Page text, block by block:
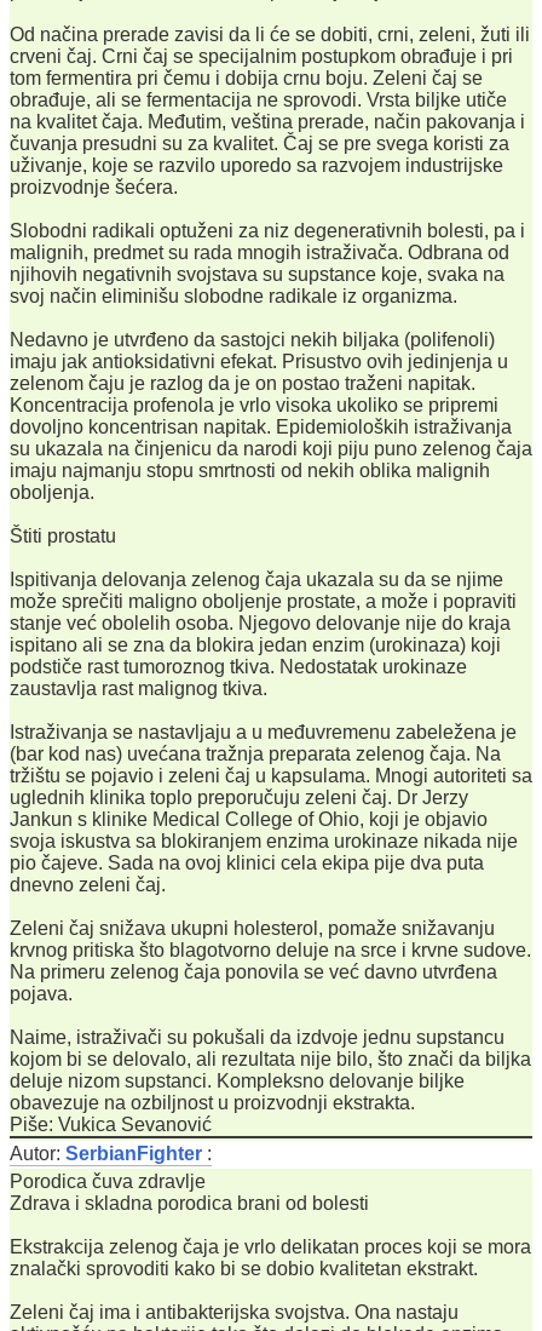
Od načina prerade zavisi da li će se dobiti, crni, zeleni, žuti ili
crveni čaj. Crni čaj se specijalnim postupkom obrađuje i pri
tom fermentira pri čemu i dobija crnu boju. Zeleni čaj se
obrađuje, ali se fermentacija ne sprovodi. Vrsta biljke utiče
na kvalitet čaja. Međutim, veština prerade, način pakovanja i
čuvanja presudni su za kvalitet. Čaj se pre svega koristi za
uživanje, koje se razvilo uporedo sa razvojem industrijske
proizvodnje šećera.
Slobodni radikali optuženi za niz degenerativnih bolesti, pa i
malignih, predmet su rada mnogih istraživača. Odbrana od
njihovih negativnih svojstava su supstance koje, svaka na
svoj način eliminišu slobodne radikale iz organizma.
Nedavno je utvrđeno da sastojci nekih biljaka (polifenoli)
imaju jak antioksidativni efekat. Prisustvo ovih jedinjenja u
zelenom čaju je razlog da je on postao traženi napitak.
Koncentracija profenola je vrlo visoka ukoliko se pripremi
dovoljno koncentrisan napitak. Epidemioloških istraživanja
su ukazala na činjenicu da narodi koji piju puno zelenog čaja
imaju najmanju stopu smrtnosti od nekih oblika malignih
oboljenja.
Štiti prostatu
Ispitivanja delovanja zelenog čaja ukazala su da se njime
može sprečiti maligno oboljenje prostate, a može i popraviti
stanje već obolelih osoba. Njegovo delovanje nije do kraja
ispitano ali se zna da blokira jedan enzim (urokinaza) koji
podstiče rast tumoroznog tkiva. Nedostatak urokinaze
zaustavlja rast malignog tkiva.
Istraživanja se nastavljaju a u međuvremenu zabeležena je
(bar kod nas) uvećana tražnja preparata zelenog čaja. Na
tržištu se pojavio i zeleni čaj u kapsulama. Mnogi autoriteti sa
uglednih klinika toplo preporučuju zeleni čaj. Dr Jerzy
Jankun s klinike Medical College of Ohio, koji je objavio
svoja iskustva sa blokiranjem enzima urokinaze nikada nije
pio čajeve. Sada na ovoj klinici cela ekipa pije dva puta
dnevno zeleni čaj.
Zeleni čaj snižava ukupni holesterol, pomaže snižavanju
krvnog pritiska što blagotvorno deluje na srce i krvne sudove.
Na primeru zelenog čaja ponovila se već davno utvrđena
pojava.
Naime, istraživači su pokušali da izdvoje jednu supstancu
kojom bi se delovalo, ali rezultata nije bilo, što znači da biljka
deluje nizom supstanci. Kompleksno delovanje biljke
obavezuje na ozbiljnost u proizvodnji ekstrakta.
Piše: Vukica Sevanović
Autor: SerbianFighter :
Porodica čuva zdravlje
Zdrava i skladna porodica brani od bolesti
Ekstrakcija zelenog čaja je vrlo delikatan proces koji se mora
znalački sprovoditi kako bi se dobio kvalitetan ekstrakt.
Zeleni čaj ima i antibakterijska svojstva. Ona nastaju